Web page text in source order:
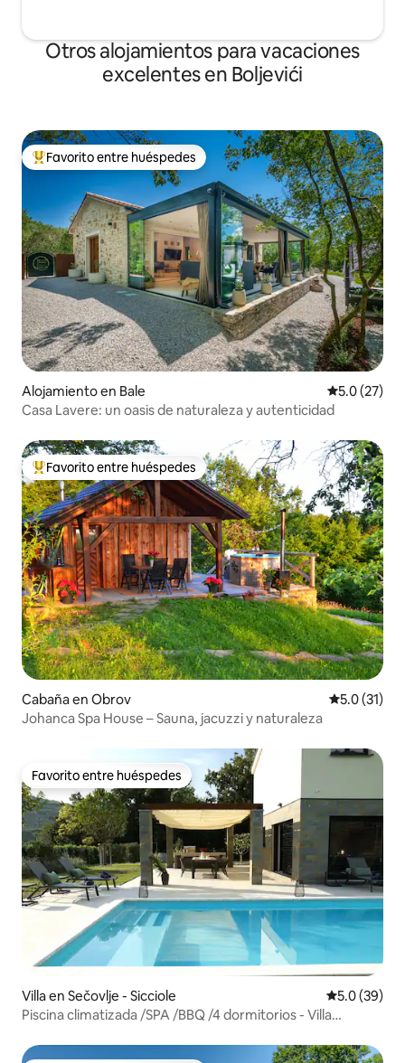
Otros alojamientos para vacaciones
excelentes en Boljevići
Favorito entre huéspedes preferido
Favorito entre huéspedes
Alojamiento en Bale Calificación
5.0 (27)
Casa Lavere: un oasis de naturaleza y autenticidad
Favorito entre huéspedes preferido
Favorito entre huéspedes
Cabaña en Obrov Calificación
5.0 (31)
Johanca Spa House – Sauna, jacuzzi y naturaleza
Favorito entre huéspedes
Favorito entre huéspedes
Villa en Sečovlje - Sicciole Calificación
5.0 (39)
Piscina climatizada /SPA /BBQ /4 dormitorios - Villa